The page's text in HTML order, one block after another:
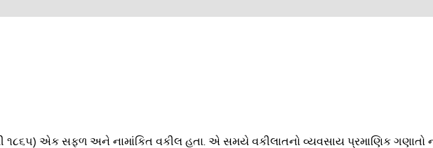
૧૮૬૫) એક સફળ અને નામાંકિત વકીલ હતા. એ સમયે વકીલાતનો વ્યવસાય પ્રમાણિક ગણાતો